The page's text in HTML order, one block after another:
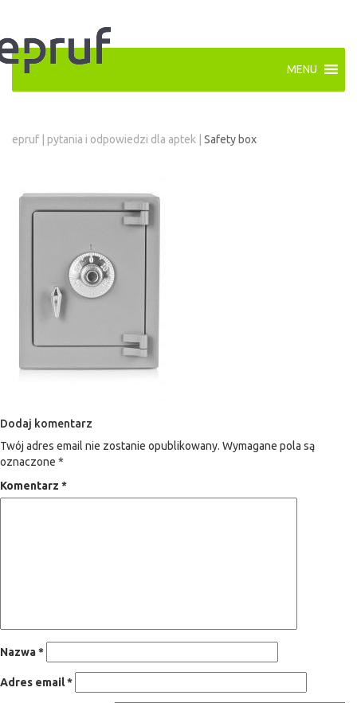
MENU
epruf pytania i odpowiedzi dla aptek Safety box
Dodaj komentarz
Twój adres email nie zostanie opublikowany. Wymagane pola są
oznaczone *
Komentarz *
Nazwa*
Adres email*